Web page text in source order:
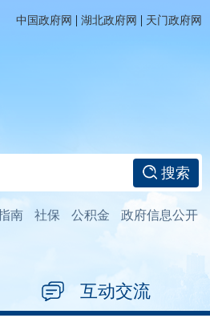
中国政府网 | 湖北政府网 | 天门政府网
搜索
南 社保 公积金 政府信息公开
互动交流